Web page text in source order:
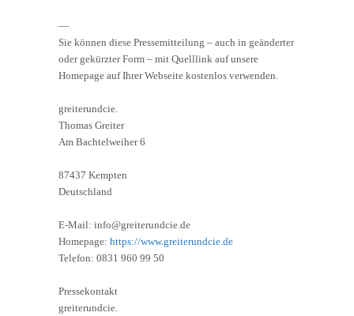
—
Sie können diese Pressemitteilung – auch in geänderter
oder gekürzter Form – mit Quelllink auf unsere
Homepage auf Ihrer Webseite kostenlos verwenden.
greiterundcie.
Thomas Greiter
Am Bachtelweiher 6
87437 Kempten
Deutschland
E-Mail: info@greiterundcie.de
Homepage: https://www.greiterundcie.de
Telefon: 0831 960 99 50
Pressekontakt
greiterundcie.